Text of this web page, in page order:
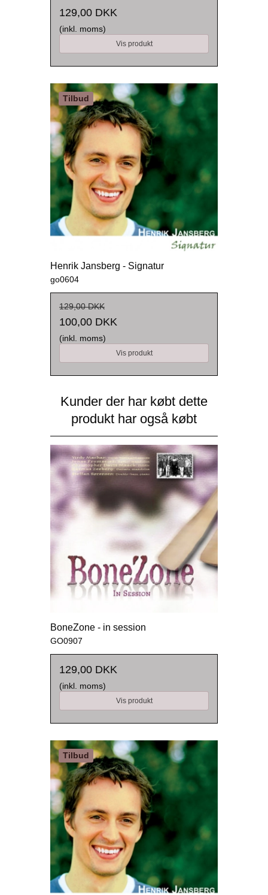
129,00 DKK
(inkl. moms)
Vis produkt
Tilbud
Henrik Jansberg - Signatur
go0604
129,00 DKK
100,00 DKK
(inkl. moms)
Vis produkt
Kunder der har købt dette
produkt har også købt
BoneZone - in session
GO0907
129,00 DKK
(inkl. moms)
Vis produkt
Tilbud